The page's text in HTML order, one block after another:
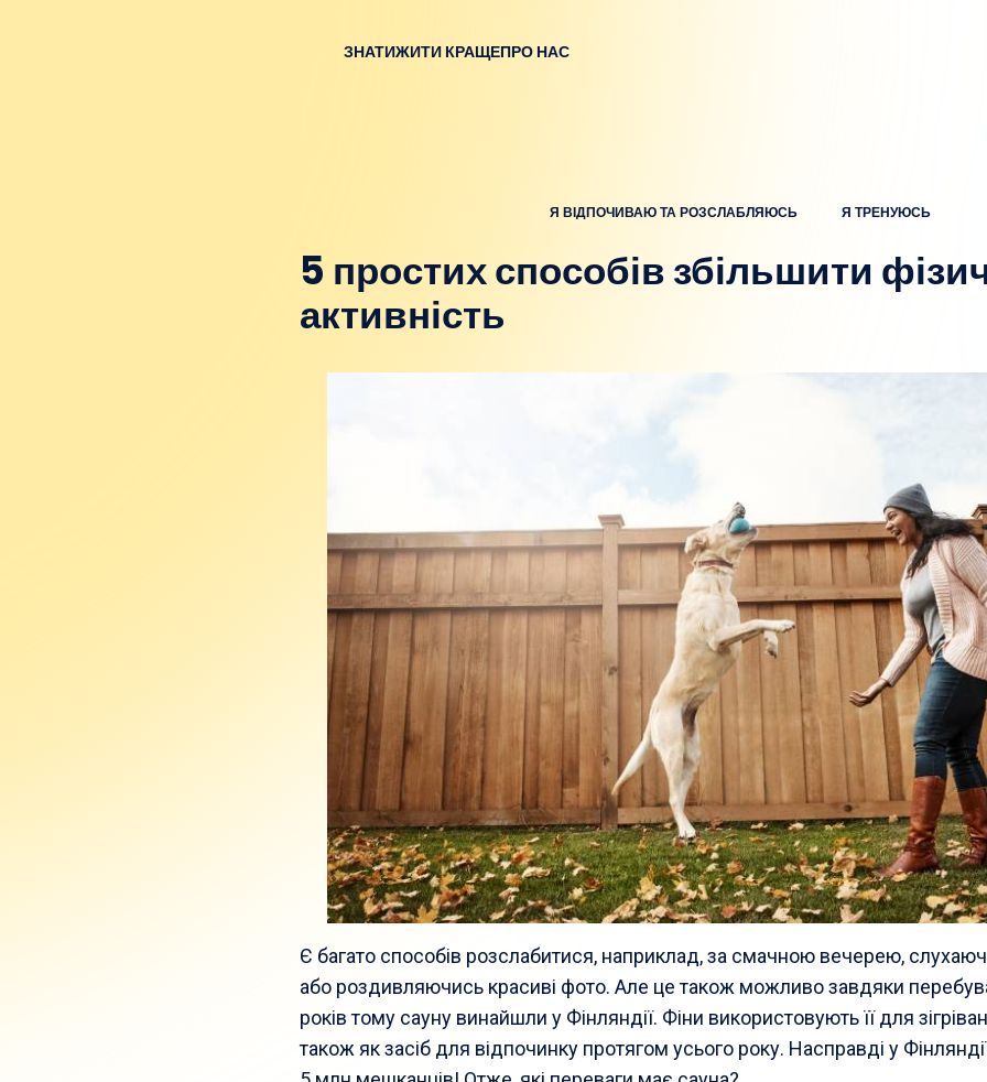
ЗНАТИЖИТИ КРАЩЕПРО НАС
Я ВІДПОЧИВАЮ ТА РОЗСЛАБЛЯЮСЬ Я ТРЕНУЮСЬ
5 простих способів збільшити
активність
Є багато способів розслабитися, наприклад, за смачною вечерею,
або роздивляючись красиві фото. Але це також можливо завдяки
років тому сауну винайшли у Фінляндії. Фіни використовують її для
також як засіб для відпочинку протягом усього року. Насправді у